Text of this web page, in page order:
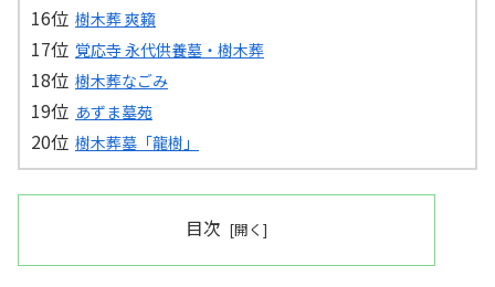
樹木葬 爽籟
覚応寺 永代供養墓・樹木葬
樹木葬なごみ
あずま墓苑
樹木葬墓「龍樹」
目次